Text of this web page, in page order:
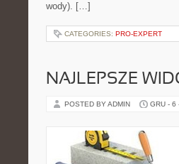
wody). […]
CATEGORIES: PRO-EXPERT
NAJLEPSZE
POSTED BY ADMIN GRU - 6